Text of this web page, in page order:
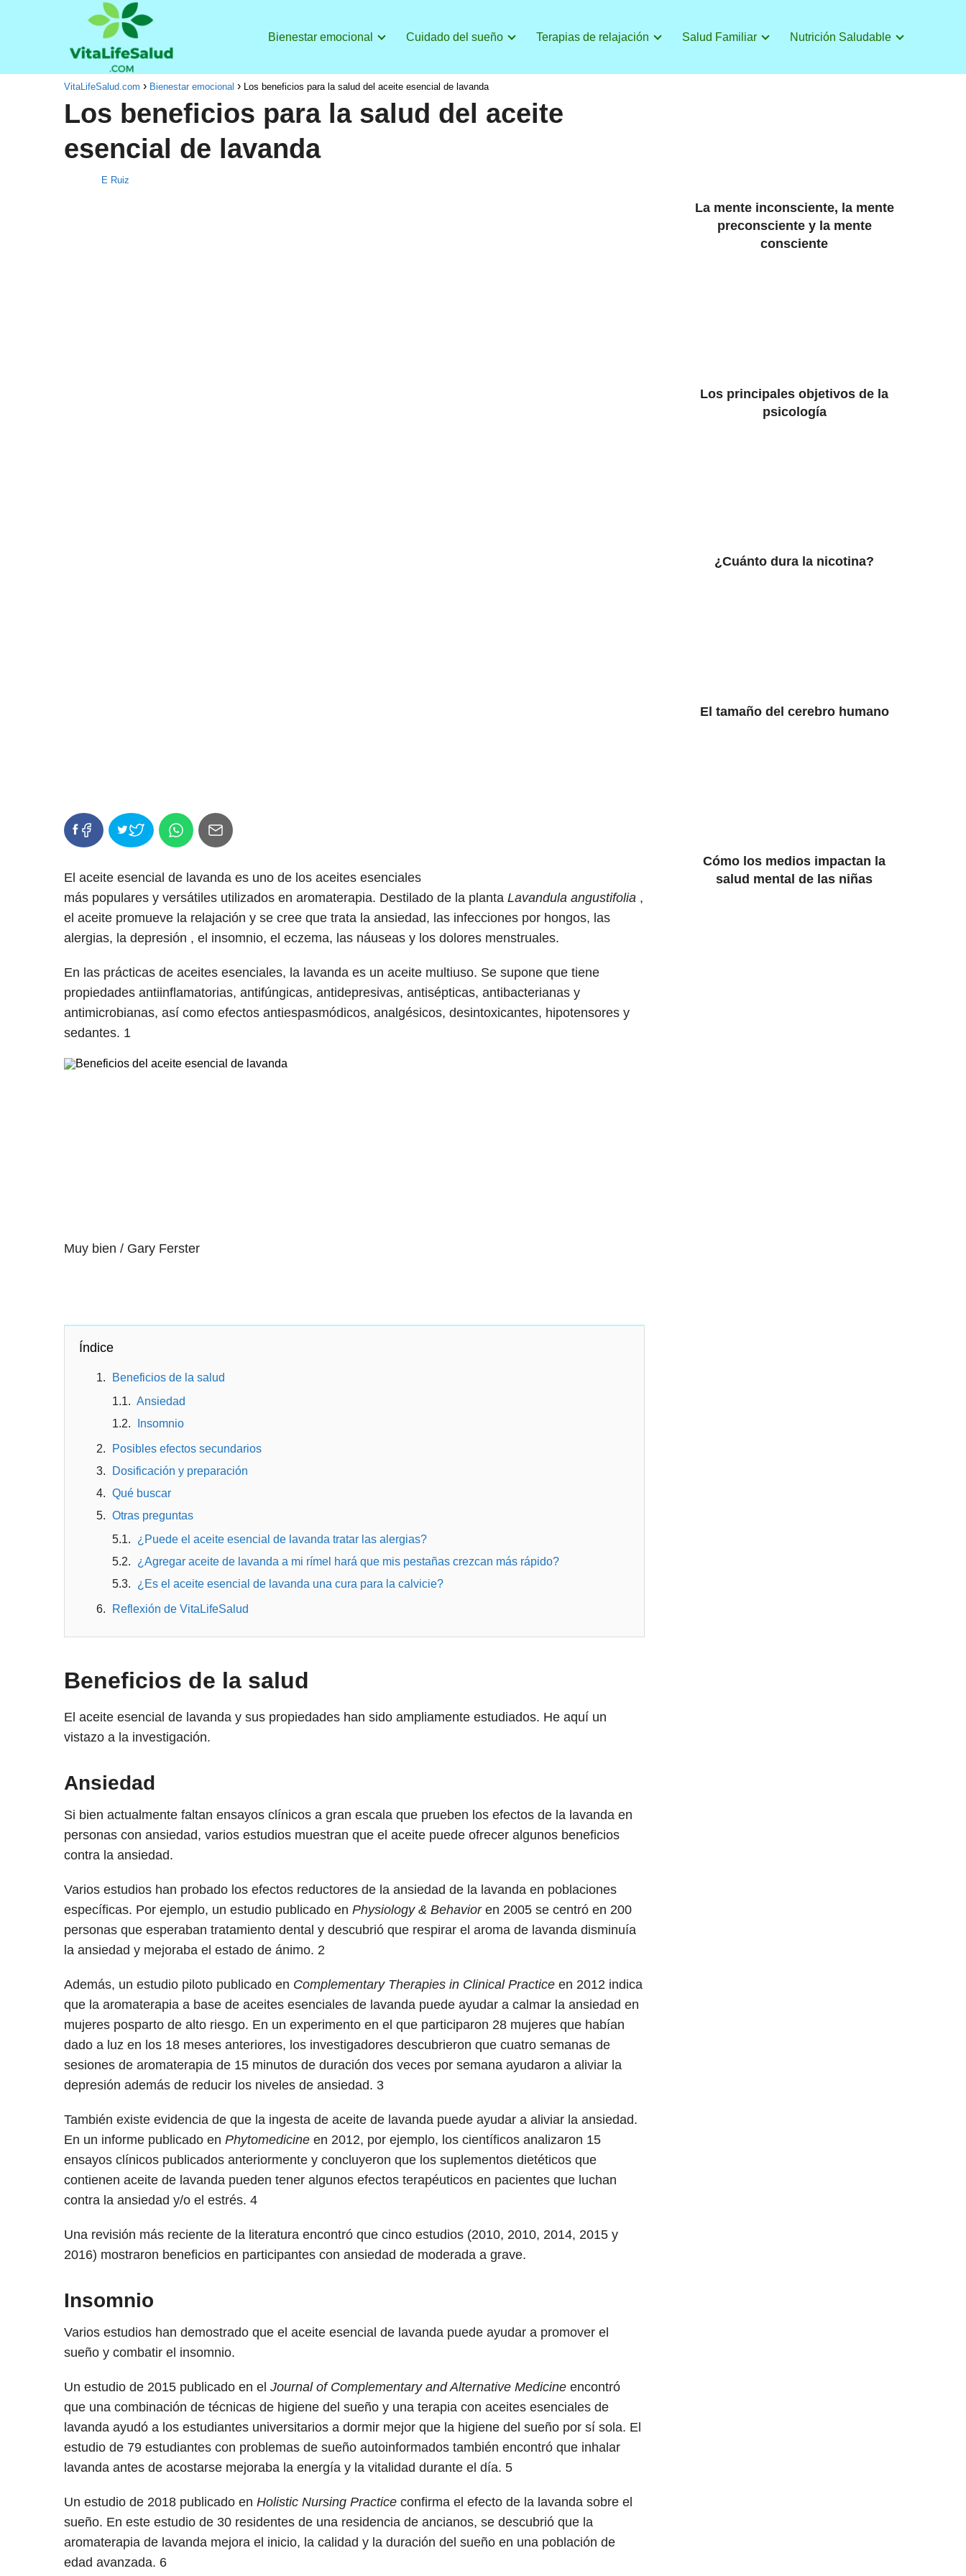
Bienestar emocional Cuidado del sueño Terapias de relajación Salud Familiar Nutrición Saludable
VitaLifeSalud.com Bienestar emocional Los beneficios para la salud del aceite esencial de lavanda
Los beneficios para la salud del aceite
esencial de lavanda
E Ruiz
El aceite esencial de lavanda es uno de los aceites esenciales
más populares y versátiles utilizados en aromaterapia. Destilado de la planta Lavandula angustifolia ,
el aceite promueve la relajación y se cree que trata la ansiedad, las infecciones por hongos, las
alergias, la depresión , el insomnio, el eczema, las náuseas y los dolores menstruales.
En las prácticas de aceites esenciales, la lavanda es un aceite multiuso. Se supone que tiene
propiedades antiinflamatorias, antifúngicas, antidepresivas, antisépticas, antibacterianas y
antimicrobianas, así como efectos antiespasmódicos, analgésicos, desintoxicantes, hipotensores y
sedantes. 1
Muy bien / Gary Ferster
Índice
Beneficios de la salud
Ansiedad
Insomnio
Posibles efectos secundarios
Dosificación y preparación
Qué buscar
Otras preguntas
¿Puede el aceite esencial de lavanda tratar las alergias?
¿Agregar aceite de lavanda a mi rímel hará que mis pestañas crezcan más rápido?
¿Es el aceite esencial de lavanda una cura para la calvicie?
Reflexión de VitaLifeSalud
Beneficios de la salud
El aceite esencial de lavanda y sus propiedades han sido ampliamente estudiados. He aquí un
vistazo a la investigación.
Ansiedad
Si bien actualmente faltan ensayos clínicos a gran escala que prueben los efectos de la lavanda en
personas con ansiedad, varios estudios muestran que el aceite puede ofrecer algunos beneficios
contra la ansiedad.
Varios estudios han probado los efectos reductores de la ansiedad de la lavanda en poblaciones
específicas. Por ejemplo, un estudio publicado en Physiology & Behavioren 2005 se centró en 200
personas que esperaban tratamiento dental y descubrió que respirar el aroma de lavanda disminuía
la ansiedad y mejoraba el estado de ánimo. 2
Además, un estudio piloto publicado en Complementary Therapies in Clinical Practiceen 2012 indica
que la aromaterapia a base de aceites esenciales de lavanda puede ayudar a calmar la ansiedad en
mujeres posparto de alto riesgo. En un experimento en el que participaron 28 mujeres que habían
dado a luz en los 18 meses anteriores, los investigadores descubrieron que cuatro semanas de
sesiones de aromaterapia de 15 minutos de duración dos veces por semana ayudaron a aliviar la
depresión además de reducir los niveles de ansiedad. 3
También existe evidencia de que la ingesta de aceite de lavanda puede ayudar a aliviar la ansiedad.
En un informe publicado en Phytomedicineen 2012, por ejemplo, los científicos analizaron 15
ensayos clínicos publicados anteriormente y concluyeron que los suplementos dietéticos que
contienen aceite de lavanda pueden tener algunos efectos terapéuticos en pacientes que luchan
contra la ansiedad y/o el estrés. 4
Una revisión más reciente de la literatura encontró que cinco estudios (2010, 2010, 2014, 2015 y
2016) mostraron beneficios en participantes con ansiedad de moderada a grave.
Insomnio
Varios estudios han demostrado que el aceite esencial de lavanda puede ayudar a promover el
sueño y combatir el insomnio.
Un estudio de 2015 publicado en el Journal of Complementary and Alternative Medicineencontró
que una combinación de técnicas de higiene del sueño y una terapia con aceites esenciales de
lavanda ayudó a los estudiantes universitarios a dormir mejor que la higiene del sueño por sí sola. El
estudio de 79 estudiantes con problemas de sueño autoinformados también encontró que inhalar
lavanda antes de acostarse mejoraba la energía y la vitalidad durante el día. 5
Un estudio de 2018 publicado en Holistic Nursing Practiceconfirma el efecto de la lavanda sobre el
sueño. En este estudio de 30 residentes de una residencia de ancianos, se descubrió que la
aromaterapia de lavanda mejora el inicio, la calidad y la duración del sueño en una población de
edad avanzada. 6
La mente inconsciente, la mente
preconsciente y la mente
consciente
Los principales objetivos de la
psicología
¿Cuánto dura la nicotina?
El tamaño del cerebro humano
Cómo los medios impactan la
salud mental de las niñas